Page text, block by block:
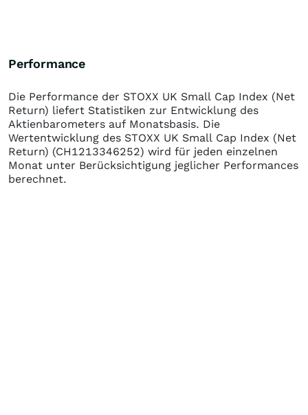
Performance
Die Performance der STOXX UK Small Cap Index (Net
Return) liefert Statistiken zur Entwicklung des
Aktienbarometers auf Monatsbasis. Die
Wertentwicklung des STOXX UK Small Cap Index (Net
Return) (CH1213346252) wird für jeden einzelnen
Monat unter Berücksichtigung jeglicher Performances
berechnet.